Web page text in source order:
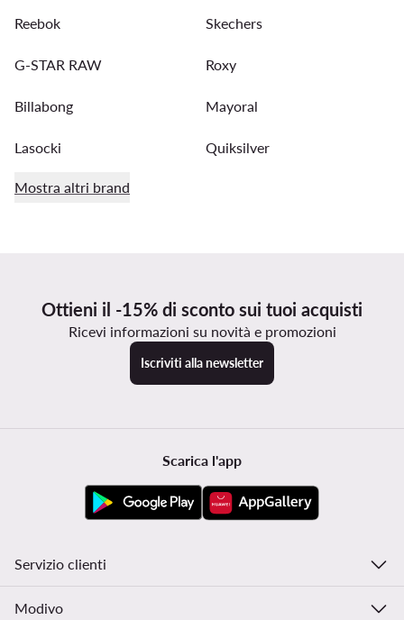
Reebok Skechers
G-STAR RAW Roxy
Billabong Mayoral
Lasocki Quiksilver
Mostra altri brand
Ottieni il -15% di sconto sui tuoi acquisti
Ricevi informazioni su novità e promozioni
Iscriviti alla newsletter
Scarica l'app
Servizio clienti
Modivo